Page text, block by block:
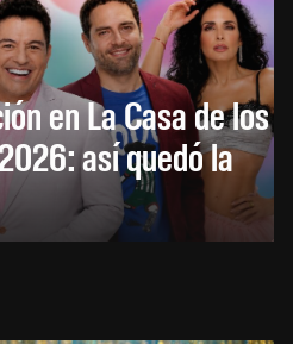
en La Casa de los
así quedó la